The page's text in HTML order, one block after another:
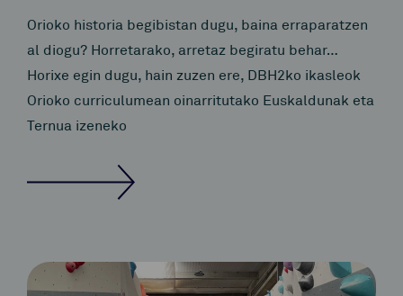
Orioko historia begibistan dugu, baina erraparatzen
al diogu? Horretarako, arretaz begiratu behar…
Horixe egin dugu, hain zuzen ere, DBH2ko ikasleok
Orioko curriculumean oinarritutako Euskaldunak eta
Ternua izeneko